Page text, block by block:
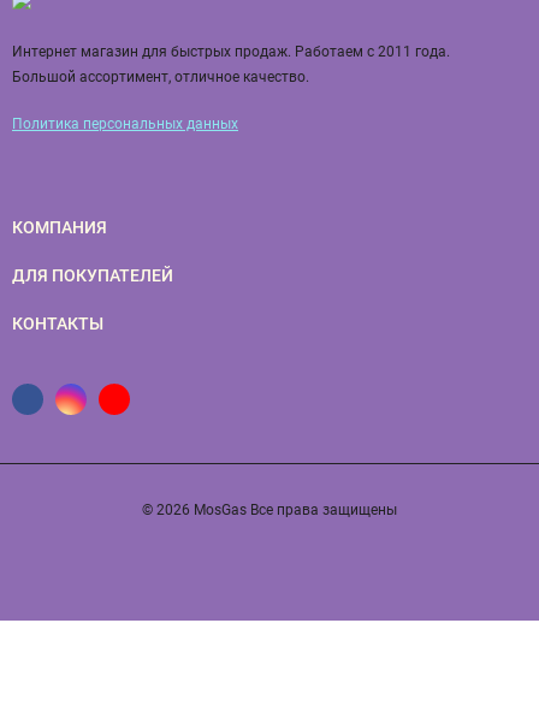
Интернет магазин для быстрых продаж. Работаем с 2011 года.
Большой ассортимент, отличное качество.
Политика персональных данных
КОМПАНИЯ
ДЛЯ ПОКУПАТЕЛЕЙ
КОНТАКТЫ
© 2026 MosGas Все права защищены